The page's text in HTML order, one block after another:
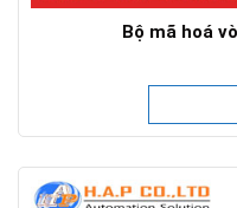
Bộ mã hoá